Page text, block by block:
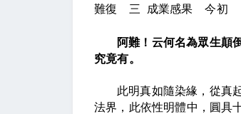
難復
三 成業感果 今初
阿難！云何名為眾生顛
究竟有。
此明真如隨染緣，從真
法界，此依性明體中，圓具